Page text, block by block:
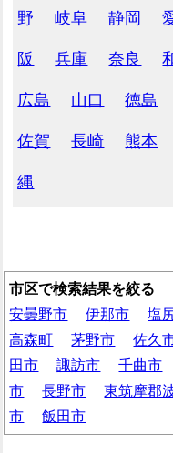
野 岐阜 静岡
阪 兵庫 奈良
広島 山口 徳島
佐賀 長崎 熊本
縄
市区で検索結果を絞る
安曇野市
伊那市 塩
高森町
茅野市 佐久
田市
諏訪市 千曲市
市
長野市 東筑摩郡
市
飯田市